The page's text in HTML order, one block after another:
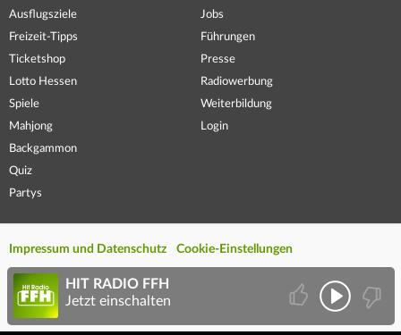
Ausflugsziele
Freizeit-Tipps
Ticketshop
Lotto Hessen
Spiele
Mahjong
Backgammon
Quiz
Partys
Jobs
Führungen
Presse
Radiowerbung
Weiterbildung
Login
Impressum und Datenschutz Cookie-Einstellungen
HIT RADIO FFH
Jetzt einschalten